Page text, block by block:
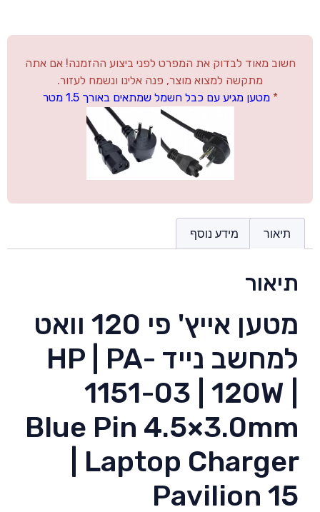
חשוב מאוד לבדוק את המפרט לפני ביצוע ההזמנה! אם אתה
מתקשה למצוא מוצר, פנה אלינו ונשמח לעזור.
*מטען מגיע עם כבל חשמל שמתאים באורך 1.5 מטר
תיאור מידע נוסף
תיאור
מטען אייץ' פי 120 וואט
למחשב נייד HP | PA-
1151-03 | 120W |
Blue Pin 4.5×3.0mm
| Laptop Charger
Pavilion 15